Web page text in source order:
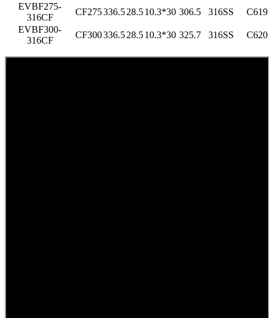
EVBF275-
316CF
CF275336.528.510.3*30 306.5 316SS
C619
EVBF300-
316CF
CF300336.528.510.3*30 325.7 316SS C620